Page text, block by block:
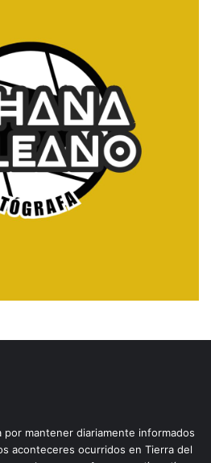
por mantener diariamente informados
aconteceres ocurridos en Tierra del